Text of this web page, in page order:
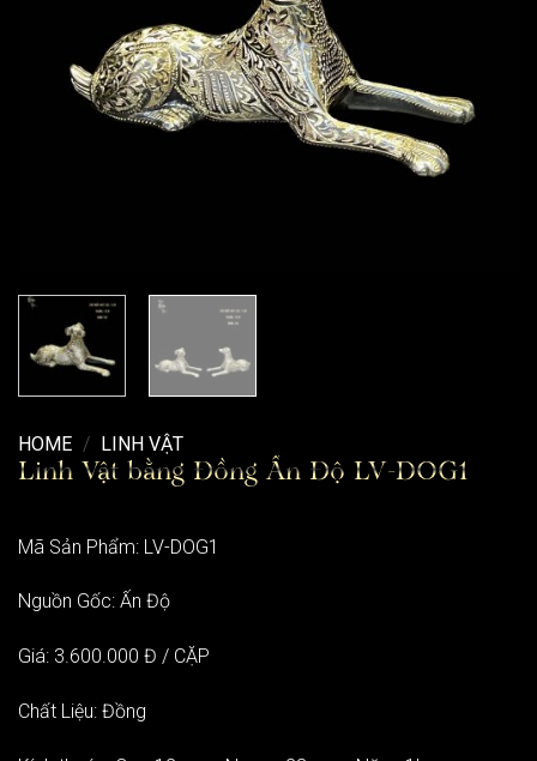
HOME / LINH VẬT
Linh Vật bằng Đồng Ấn Độ LV-DOG1
Mã Sản Phẩm: LV-DOG1
Nguồn Gốc: Ấn Độ
Giá: 3.600.000 Đ / CẶP
Chất Liệu: Đồng